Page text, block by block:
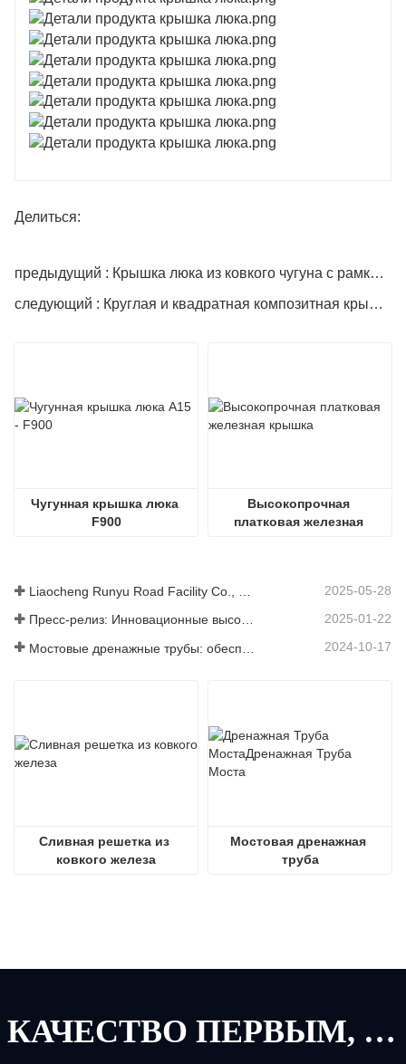
Делиться:
предыдущий : Крышка люка из ковкого чугуна с рамкой EN124
следующий : Круглая и квадратная композитная крышка люка BMC
Чугунная крышка люка
F900
Высокопрочная
платковая железная
2025-05-28
Пресс-релиз: Инновационные высокопрочные водосточные решетки – повышение безопасности и эффективности городской инфраструктуры 2025-01-22
2024-10-17
Сливная решетка из
ковкого железа
Мостовая дренажная
труба
КАЧЕСТВО ПЕРВЫМ, СЕРВИС ПЕРВЫМ